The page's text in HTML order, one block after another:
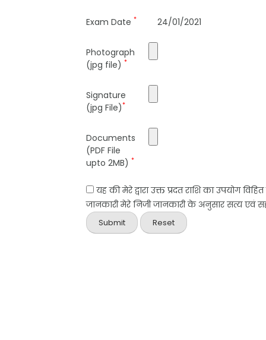
Exam Date * 24/01/2021
Photograph
(jpg file) *
Signature
(jpg File)*
Documents
(PDF File
upto 2MB) *
यह की मेरे द्वारा उक्त प्रदत राशि का उपयोग
जानकारी मेरे निजी जानकारी के अनुसार सत्य एवं